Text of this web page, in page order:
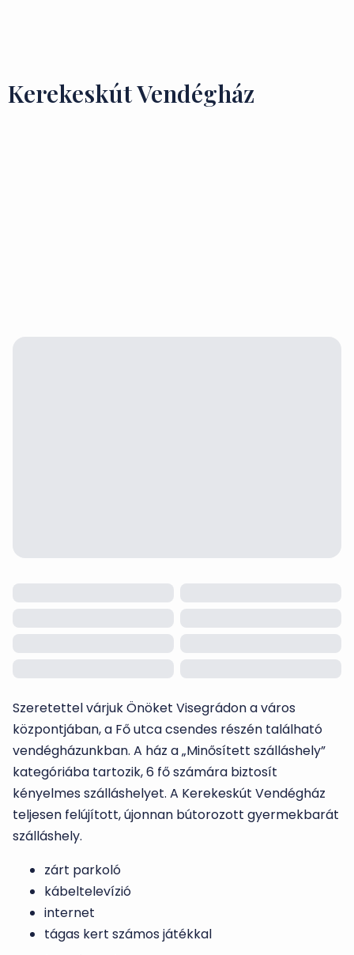
Kerekeskút Vendégház
Szeretettel várjuk Önöket Visegrádon a város
központjában, a Fő utca csendes részén található
vendégházunkban. A ház a „Minősített szálláshely”
kategóriába tartozik, 6 fő számára biztosít
kényelmes szálláshelyet. A Kerekeskút Vendégház
teljesen felújított, újonnan bútorozott gyermekbarát
szálláshely.
zárt parkoló
kábeltelevízió
internet
tágas kert számos játékkal